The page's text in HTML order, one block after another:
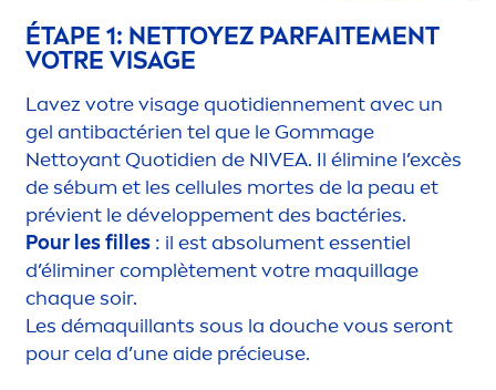
ÉTAPE 1: NETTOYEZ PARFAITEMENT
VOTRE VISAGE
Lavez votre visage quotidiennement avec un
gel antibactérien tel que le Gommage
Nettoyant Quotidien de NIVEA. Il élimine l’excès
de sébum et les cellules mortes de la peau et
prévient le développement des bactéries.
Pour les filles : il est absolument essentiel
d’éliminer complètement votre maquillage
chaque soir.
Les démaquillants sous la douche vous seront
pour cela d’une aide précieuse.